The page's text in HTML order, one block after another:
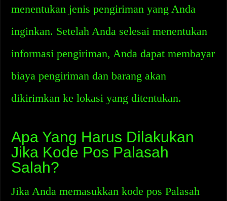
menentukan jenis pengiriman yang Anda
inginkan. Setelah Anda selesai menentukan
informasi pengiriman, Anda dapat membayar
biaya pengiriman dan barang akan
dikirimkan ke lokasi yang ditentukan.
Apa Yang Harus Dilakukan
Jika Kode Pos Palasah
Salah?
Jika Anda memasukkan kode pos Palasah